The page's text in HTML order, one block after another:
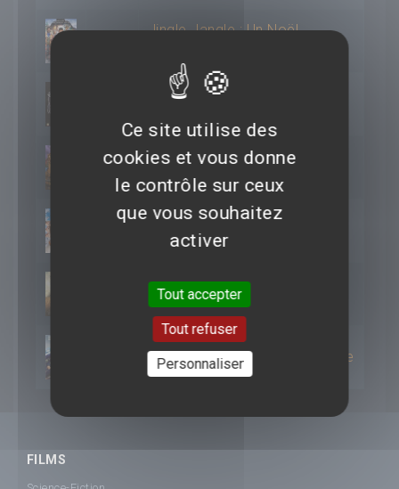
Jingle Jangle : Un Noël
The Predator
2017 L'Etoile de Noël
Cigognes & Compagnie
A la poursuite de Demain
Cops - Les Forces du désordre
FILMS
Ce site utilise des
cookies et vous donne
le contrôle sur ceux
que vous souhaitez
activer
Tout accepter
Tout refuser
Personnaliser